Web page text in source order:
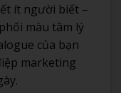
ít người biết –
màu tâm lý
của bạn
marketing